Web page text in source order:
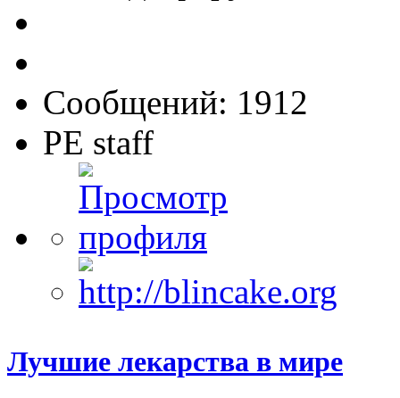
Сообщений: 1912
PE staff
Лучшие лекарства в мире